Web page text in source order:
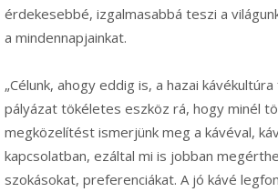
érdekesebbé, izgalmasabbá teszi a
a mindennapjainkat.
„Célunk, ahogy eddig is, a hazai
pályázat tökéletes eszköz rá, hogy minél
megközelítést ismerjünk meg a kávéval,
kapcsolatban, ezáltal mi is jobban
szokásokat, preferenciákat. A jó kávé